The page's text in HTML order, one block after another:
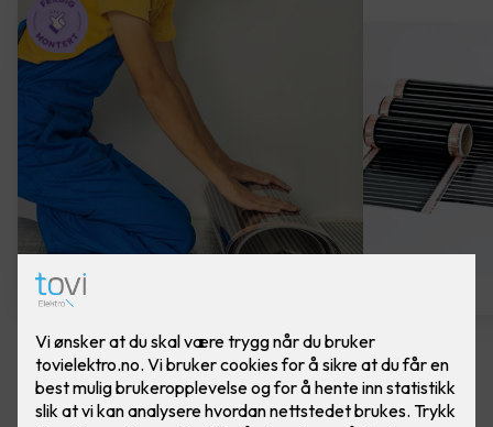
Varmefolie med